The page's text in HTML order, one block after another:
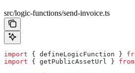
src/logic-functions/send-invoice.ts
import { defineLogicFunction }
import { getPublicAssetUrl } from